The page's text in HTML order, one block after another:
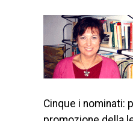
Cinque i nominati: